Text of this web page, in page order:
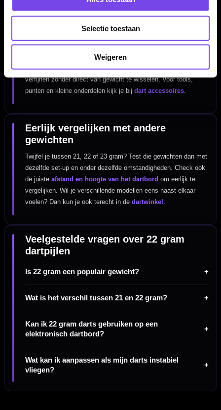
Selectie toestaan
Weigeren
als instapoptie. Breder vergelijken kan altijd via
Set-up afmaken met flights en shafts
Ook bij 22 gram maakt je set-up een groot verschil. Met andere
flightsenshaftskun je stabiliteit, invalshoek en timing
verfijnen zonder direct van gewicht te wisselen. Voor tools,
punten en kleine onderdelen kijk je bijdart accessoires
Eerlijk vergelijken met andere
gewichten
Twijfel je tussen 21, 22 of 23 gram? Test die gewichten dan met
dezelfde set-up en onder dezelfde omstandigheden. Check ook
de juisteafstand en hoogte van het dartbord om eerlijk te
vergelijken. Wil je verschillende modellen eens naast elkaar
voelen? Dan kun je ook terecht in dedartwinkel
Veelgestelde vragen over 22 gram
dartpijlen
Is 22 gram een populair gewicht?
Wat is het verschil tussen 21 en 22 gram?
Kan ik 22 gram darts gebruiken op een
elektronisch dartbord?
Wat kan ik aanpassen als mijn darts instabiel
vliegen?